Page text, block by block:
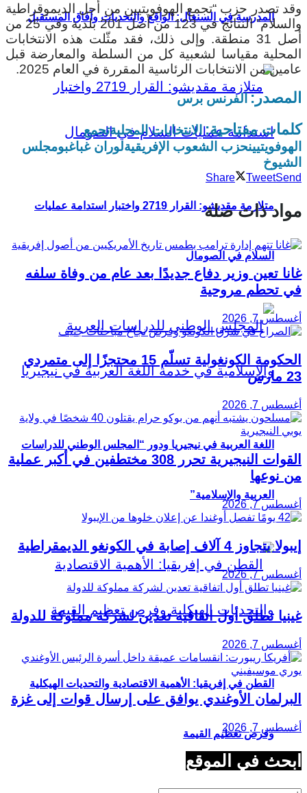
المدرسة في السنغال: الواقع والتحديات وآفاق المستقبل
متلازمة مقديشو: القرار 2719 واختبار استدامة عمليات
السلام في الصومال
اللغة العربية في نيجيريا ودور “المجلس الوطني للدراسات
العربية والإسلامية”
القطن في إفريقيا: الأهمية الاقتصادية والتحديات الهيكلية
وفرص تعظيم القيمة
وقد تصدر حزب “تجمع الهوفويتيين من أجل الديموقراطية
والسلام” النتائج في 123 من أصل 201 بلدية وفي 25 من
أصل 31 منطقة. وإلى ذلك، فقد مثّلت هذه الانتخابات
المحلية مقياسا لشعبية كل من السلطة والمعارضة قبل
عامين من الانتخابات الرئاسية المقررة في العام 2025.
المصدر: الفرنس برس
كلمات مفتاحية: الانتخابات المحليةتجمع
الهوفويتيينحزب الشعوب الإفريقيةلوران غباغبومجلس
الشيوخ
Share TweetSend
مواد ذات صلة
غانا تعين وزير دفاع جديدًا بعد عام من وفاة سلفه
في تحطم مروحية
أغسطس 7, 2026
الحكومة الكونغولية تسلّم 15 محتجزًا إلى متمردي
23 مارس
أغسطس 7, 2026
القوات النيجيرية تحرر 308 مختطفين في أكبر عملية
من نوعها
أغسطس 7, 2026
إيبولا يتجاوز 4 آلاف إصابة في الكونغو الديمقراطية
أغسطس 7, 2026
غينيا تطلق أول اتفاقية تعدين لشركة مملوكة للدولة
أغسطس 7, 2026
البرلمان الأوغندي يوافق على إرسال قوات إلى غزة
أغسطس 7, 2026
ابحث في الموقع